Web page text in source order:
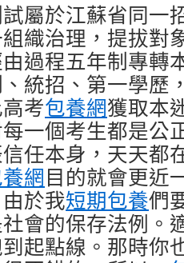
屬於江蘇省同一
織治理，提拔對
過程五年制專轉
統招、第一學歷
考包養網獲取本
一個考生都是公
任本身，天天都
網目的就會更近
於我短期包養們
會的保存法例。
起點線。那時你